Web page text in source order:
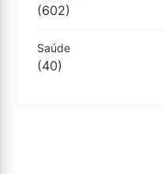
(602)
Saúde
(40)